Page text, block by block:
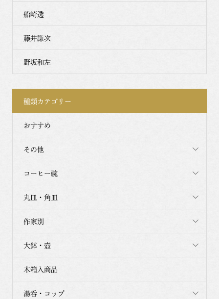
船崎透
藤井謙次
野坂和左
種類カテゴリー
おすすめ
その他
コーヒー碗
丸皿・角皿
作家別
大鉢・壺
木箱入商品
湯呑・コップ